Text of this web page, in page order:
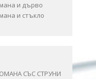
и дърво
и стъкло
СЪС СТРУНИ